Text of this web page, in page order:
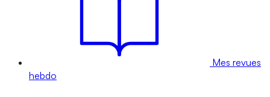
Mes revues
hebdo